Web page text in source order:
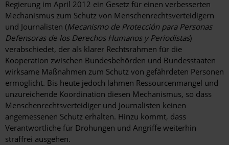
Regierung im April 2012 ein Gesetz für einen verbesserten
Mechanismus zum Schutz von Menschenrechtsverteidigern
und Journalisten (Mecanismo de Protección para Personas
Defensoras de los Derechos Humanos y Periodistas)
verabschiedet, der als klarer Rechtsrahmen für die
Kooperation zwischen Bundesbehörden und Bundesstaaten
wirksame Maßnahmen zum Schutz von gefährdeten Personen
ermöglicht. Bis heute jedoch lähmen Ressourcenmangel und
unzureichende Koordination diesen Mechanismus, so dass
Menschenrechtsverteidiger und Journalisten keinen
angemessenen Schutz erhalten. Hinzu kommt, dass
Verantwortliche für Drohungen und Angriffe weiterhin
straffrei ausgehen.